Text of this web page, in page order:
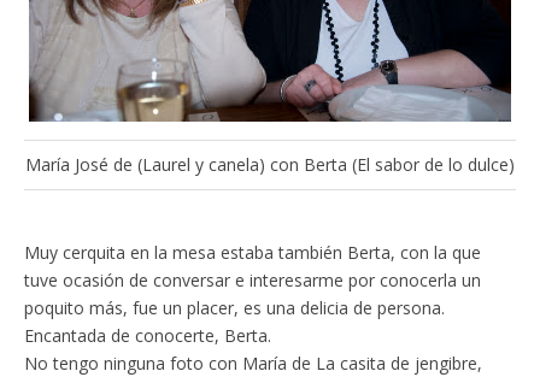
María José de (Laurel y canela) con Berta (El sabor de lo dulce)
Muy cerquita en la mesa estaba también Berta, con la que
tuve ocasión de conversar e interesarme por conocerla un
poquito más, fue un placer, es una delicia de persona.
Encantada de conocerte, Berta.
No tengo ninguna foto con María de La casita de jengibre,